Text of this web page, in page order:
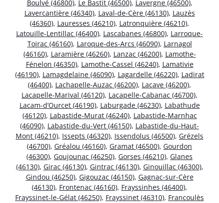
Boulvé (46800), Le Bastit (46500), Lavergne (46500),
Lavercantière (46340), Laval-de-Cère (46130), Lauzès
(46360), Lauresses (46210), Latronquière (46210),
Latouille-Lentillac (46400), Lascabanes (46800), Larroque-
Toirac (46160), Laroque-des-Arcs (46090), Larnagol
(46160), Laramière (46260), Lanzac (46200), Lamothe-
Fénelon (46350), Lamothe-Cassel (46240), Lamativie
(46190), Lamagdelaine (46090), Lagardelle (46220), Ladirat
(46400), Lachapelle-Auzac (46200), Lacave (46200),
Lacapelle-Marival (46120), Lacapelle-Cabanac (46700),
Lacam-d’Ourcet (46190), Laburgade (46230), Labathude
(46120), Labastide-Murat (46240), Labastide-Marnhac
(46090), Labastide-du-Vert (46150), Labastide-du-Haut-
Mont (46210), Issepts (46320), Issendolus (46500), Grézels
(46700), Gréalou (46160), Gramat (46500), Gourdon
(46300), Goujounac (46250), Gorses (46210), Glanes
(46130), Girac (46130), Gintrac (46130), Ginouillac (46300),
Gindou (46250), Gigouzac (46150), Gagnac-sur-Cère
(46130), Frontenac (46160), Frayssinhes (46400),
Frayssinet-le-Gélat (46250), Frayssinet (46310), Francoulès